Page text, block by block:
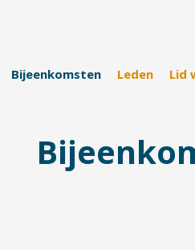
Bijeenkomsten Leden Lid